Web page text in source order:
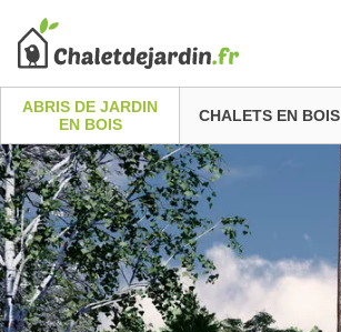
ABRIS DE JARDIN
EN BOIS
CHALETS EN BOIS